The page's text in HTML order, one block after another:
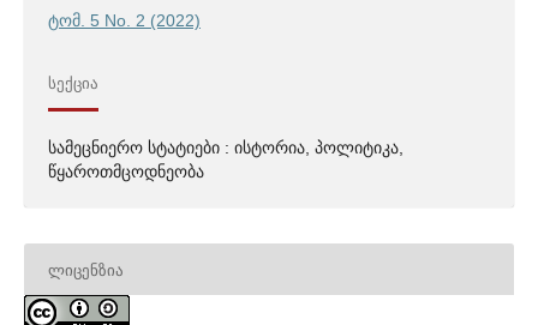
ტომ. 5 No. 2 (2022)
ᲡᲔᲥᲪᲘᲐ
სამეცნიერო სტატიები : ისტორია, პოლიტიკა,
წყაროთმცოდნეობა
ᲚᲘᲪᲔᲜᲖᲘᲐ